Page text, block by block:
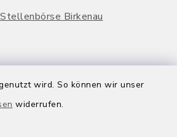
wird. So können wir unser
widerrufen.
Stellenbörse Birkenau